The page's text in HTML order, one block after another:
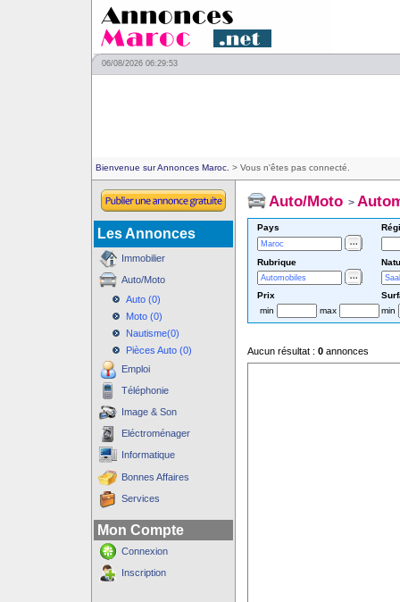
06/08/2026 06:29:53
Bienvenue sur Annonces Maroc. > Vous n'êtes pas connecté.
Les Annonces
Immobilier
Auto/Moto
Auto (0)
Moto (0)
Nautisme(0)
Pièces Auto (0)
Emploi
Téléphonie
Image & Son
Eléctroménager
Informatique
Bonnes Affaires
Services
Mon Compte
Connexion
Inscription
Auto/Moto>
Pays
Rubrique
Prix
min
max min
Aucun résultat : 0annonces